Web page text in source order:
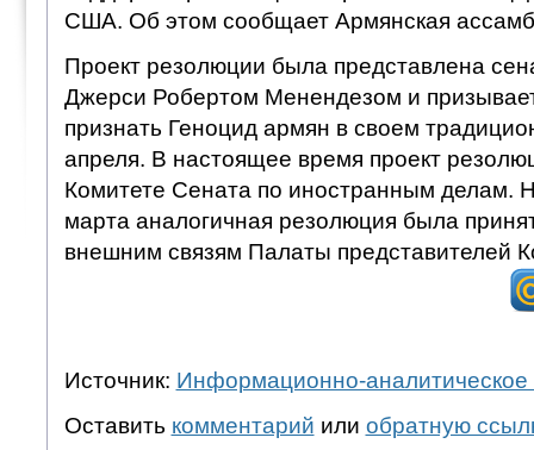
США. Об этом сообщает Армянская
Проект резолюции была представлена
Джерси Робертом Менендезом и
признать Геноцид армян в своем
апреля. В настоящее время проект
Комитете Сената по иностранным делам.
марта аналогичная резолюция была
внешним связям Палаты представителей
Источник: Информационно-аналитическое
Оставить комментарий или обратную